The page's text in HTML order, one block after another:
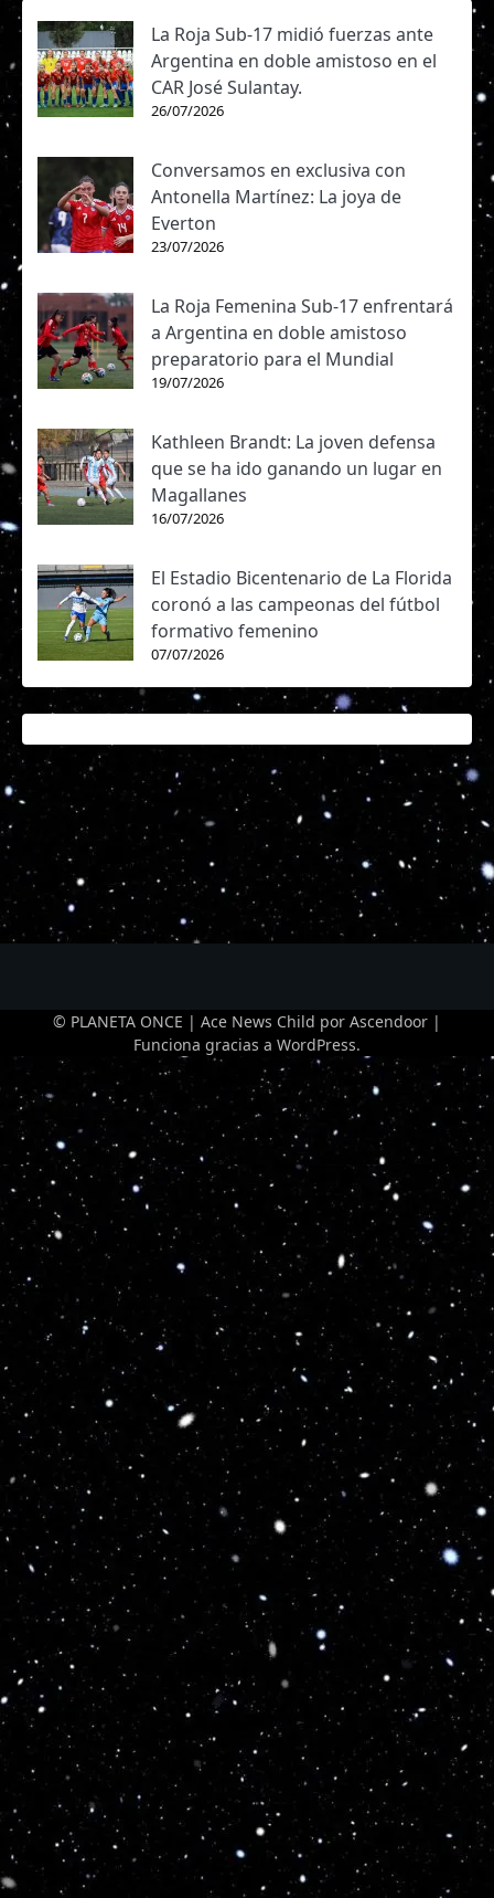
La Roja Sub-17 midió fuerzas ante
Argentina en doble amistoso en el
CAR José Sulantay.
26/07/2026
Conversamos en exclusiva con
Antonella Martínez: La joya de
Everton
23/07/2026
La Roja Femenina Sub-17 enfrentará
a Argentina en doble amistoso
preparatorio para el Mundial
19/07/2026
Kathleen Brandt: La joven defensa
que se ha ido ganando un lugar en
Magallanes
16/07/2026
El Estadio Bicentenario de La Florida
coronó a las campeonas del fútbol
formativo femenino
07/07/2026
© PLANETA ONCE | Ace News Child por Ascendoor |
Funciona gracias a WordPress.